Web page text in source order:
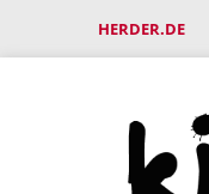
HERDER.DE